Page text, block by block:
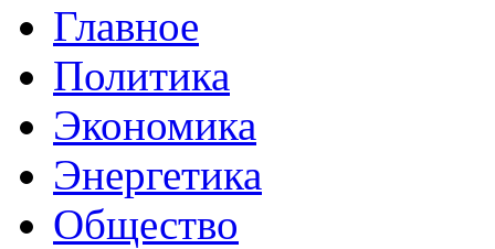
Главное
Политика
Экономика
Энергетика
Общество